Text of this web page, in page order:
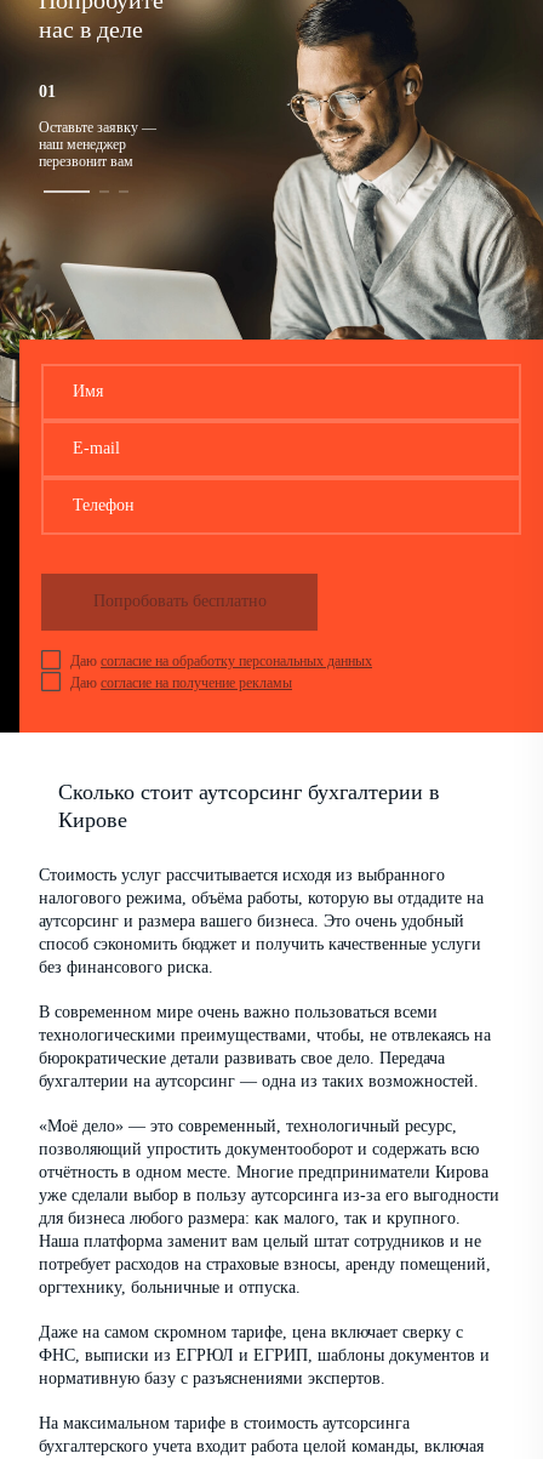
нас в деле
Оставьте заявку —
наш менеджер
перезвонит вам
Подберем
подходящий тариф
Имя
E-mail
Телефон
Даю согласие на обработку персональных данных
Даю согласие на получение рекламы
Попробовать бесплатно
Сколько стоит аутсорсинг бухгалтерии в
Кирове
Стоимость услуг рассчитывается исходя из выбранного
налогового режима, объёма работы, которую вы отдадите на
аутсорсинг и размера вашего бизнеса. Это очень удобный
способ сэкономить бюджет и получить качественные услуги
без финансового риска.
В современном мире очень важно пользоваться всеми
технологическими преимуществами, чтобы, не отвлекаясь на
бюрократические детали развивать свое дело. Передача
бухгалтерии на аутсорсинг — одна из таких возможностей.
«Моё дело» — это современный, технологичный ресурс,
позволяющий упростить документооборот и содержать всю
отчётность в одном месте. Многие предприниматели Кирова
уже сделали выбор в пользу аутсорсинга из-за его выгодности
для бизнеса любого размера: как малого, так и крупного.
Наша платформа заменит вам целый штат сотрудников и не
потребует расходов на страховые взносы, аренду помещений,
оргтехнику, больничные и отпуска.
Даже на самом скромном тарифе, цена включает сверку с
ФНС, выписки из ЕГРЮЛ и ЕГРИП, шаблоны документов и
нормативную базу с разъяснениями экспертов.
На максимальном тарифе в стоимость аутсорсинга
бухгалтерского учета входит работа целой команды, включая